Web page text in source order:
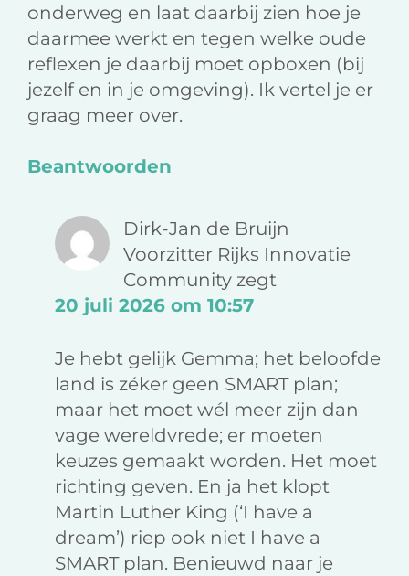
onderweg en laat daarbij zien hoe je
daarmee werkt en tegen welke oude
reflexen je daarbij moet opboxen (bij
jezelf en in je omgeving). Ik vertel je er
graag meer over.
Beantwoorden
Dirk-Jan de Bruijn
Voorzitter Rijks Innovatie
Community zegt
20 juli 2026 om 10:57
Je hebt gelijk Gemma; het beloofde
land is zéker geen SMART plan;
maar het moet wél meer zijn dan
vage wereldvrede; er moeten
keuzes gemaakt worden. Het moet
richting geven. En ja het klopt
Martin Luther King (‘I have a
dream’) riep ook niet I have a
SMART plan. Benieuwd naar je